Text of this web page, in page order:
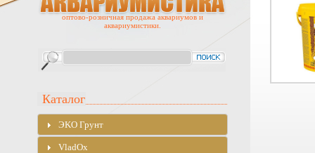
оптово-розничная продажа аквариумов и
аквариумистики.
Каталог
ЭKO Грунт
VladOx